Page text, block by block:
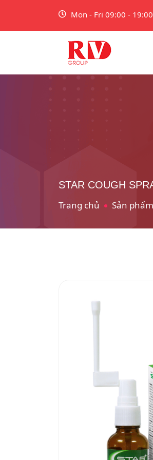
Mon - Fri 09:00 - 19:00
STAR COUGH
Trang chủ Sản phẩm